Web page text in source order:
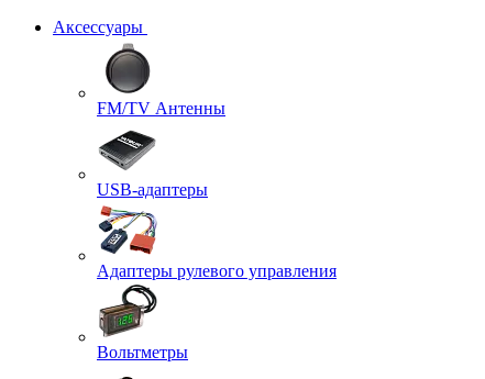
Аксессуары
FM/TV Антенны
USB-адаптеры
Адаптеры рулевого управления
Вольтметры